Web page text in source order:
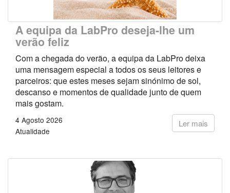
A equipa da LabPro deseja-lhe um
verão feliz
Com a chegada do verão, a equipa da LabPro deixa
uma mensagem especial a todos os seus leitores e
parceiros: que estes meses sejam sinónimo de sol,
descanso e momentos de qualidade junto de quem
mais gostam.
Ler mais
4 Agosto 2026
Atualidade